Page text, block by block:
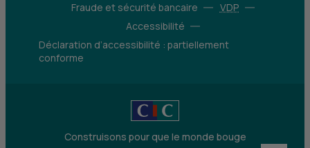
Fraude et sécurité bancaire
VDP
Accessibilité
Déclaration d’accessibilité : partiellement
conforme
Construisons pour que le monde bouge